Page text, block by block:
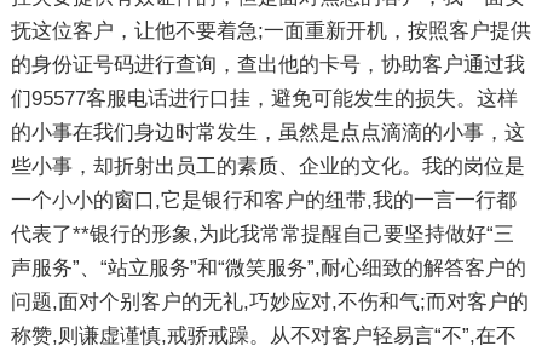
抚这位客户，让他不要着急;一面重新开机，按照客户提供
的身份证号码进行查询，查出他的卡号，协助客户通过我
们95577客服电话进行口挂，避免可能发生的损失。这样
的小事在我们身边时常发生，虽然是点点滴滴的小事，这
些小事，却折射出员工的素质、企业的文化。我的岗位是
一个小小的窗口,它是银行和客户的纽带,我的一言一行都
代表了**银行的形象,为此我常常提醒自己要坚持做好“三
声服务”、“站立服务”和“微笑服务”,耐心细致的解答客户的
问题,面对个别客户的无礼,巧妙应对,不伤和气;而对客户的
称赞,则谦虚谨慎,戒骄戒躁。从不对客户轻易言“不”,在不